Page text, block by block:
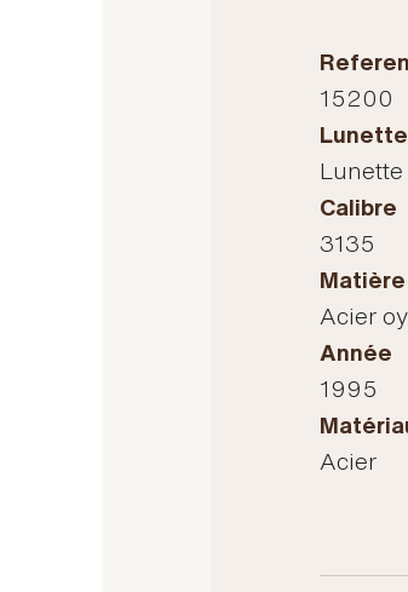
15200
Acier
Lunette
Lunette
Calibre
3135
Acier
Année
1995